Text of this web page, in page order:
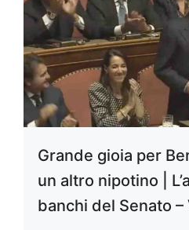
Grande gioia per
un altro nipotino |
banchi del Senato –